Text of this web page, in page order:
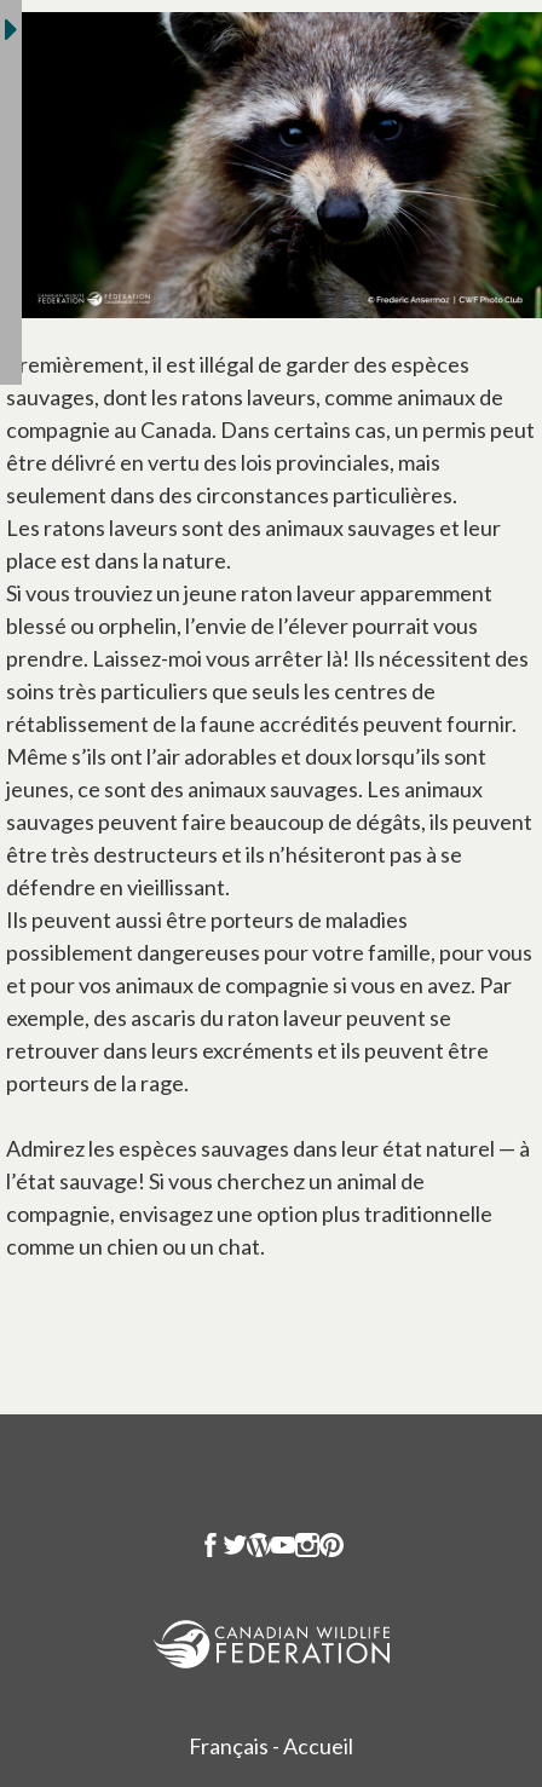
Premièrement, il est illégal de garder des espèces
sauvages, dont les ratons laveurs, comme animaux de
compagnie au Canada. Dans certains cas, un permis peut
être délivré en vertu des lois provinciales, mais
seulement dans des circonstances particulières.
Les ratons laveurs sont des animaux sauvages et leur
place est dans la nature.
Si vous trouviez un jeune raton laveur apparemment
blessé ou orphelin, l’envie de l’élever pourrait vous
prendre. Laissez-moi vous arrêter là! Ils nécessitent des
soins très particuliers que seuls les centres de
rétablissement de la faune accrédités peuvent fournir.
Même s’ils ont l’air adorables et doux lorsqu’ils sont
jeunes, ce sont des animaux sauvages. Les animaux
sauvages peuvent faire beaucoup de dégâts, ils peuvent
être très destructeurs et ils n’hésiteront pas à se
défendre en vieillissant.
Ils peuvent aussi être porteurs de maladies
possiblement dangereuses pour votre famille, pour vous
et pour vos animaux de compagnie si vous en avez. Par
exemple, des ascaris du raton laveur peuvent se
retrouver dans leurs excréments et ils peuvent être
porteurs de la rage.
Admirez les espèces sauvages dans leur état naturel — à
l’état sauvage! Si vous cherchez un animal de
compagnie, envisagez une option plus traditionnelle
comme un chien ou un chat.
Français - Accueil